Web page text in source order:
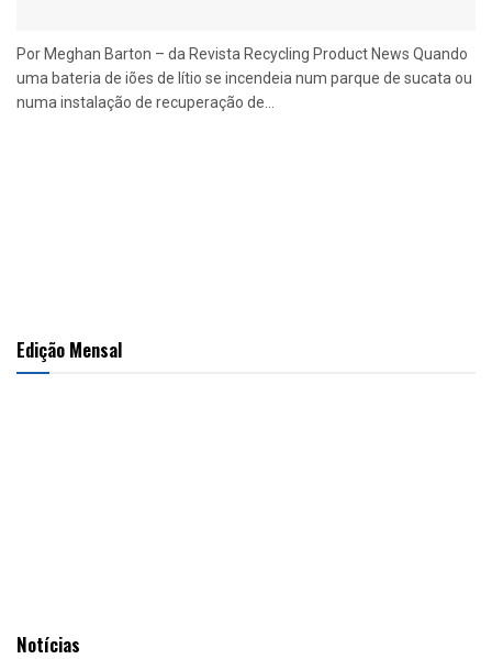
Por Meghan Barton – da Revista Recycling Product News Quando
uma bateria de iões de lítio se incendeia num parque de sucata ou
numa instalação de recuperação de...
Edição Mensal
Notícias